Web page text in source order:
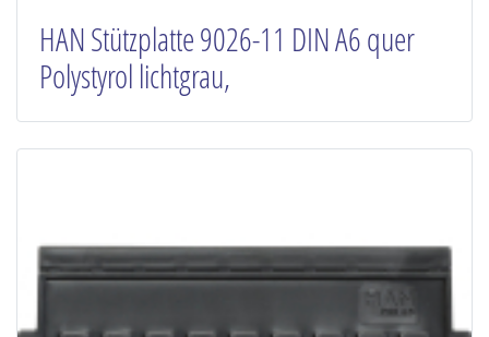
HAN Stützplatte 9026-11 DIN A6 quer
Polystyrol lichtgrau,